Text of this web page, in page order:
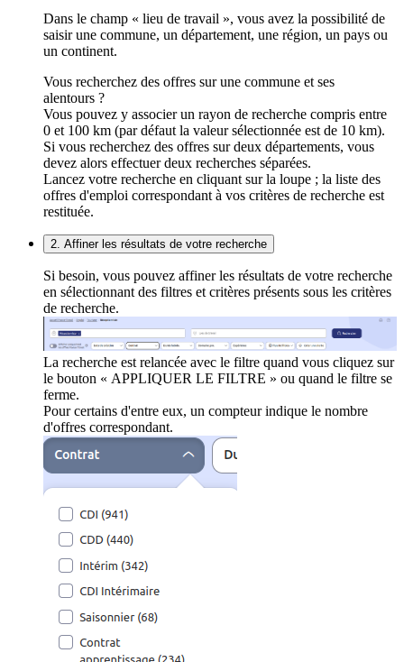
Dans le champ « lieu de travail », vous avez la possibilité de
saisir une commune, un département, une région, un pays ou
un continent.
Vous recherchez des offres sur une commune et ses
alentours ?
Vous pouvez y associer un rayon de recherche compris entre
0 et 100 km (par défaut la valeur sélectionnée est de 10 km).
Si vous recherchez des offres sur deux départements, vous
devez alors effectuer deux recherches séparées.
Lancez votre recherche en cliquant sur la loupe ; la liste des
offres d'emploi correspondant à vos critères de recherche est
restituée.
2. Affiner les résultats de votre recherche
Si besoin, vous pouvez affiner les résultats de votre recherche
en sélectionnant des filtres et critères présents sous les critères
de recherche.
La recherche est relancée avec le filtre quand vous cliquez sur
le bouton « APPLIQUER LE FILTRE » ou quand le filtre se
ferme.
Pour certains d'entre eux, un compteur indique le nombre
d'offres correspondant.